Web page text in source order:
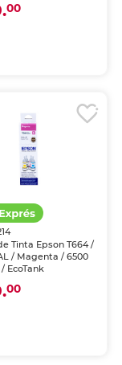
00
Tinta Epson T664 /
/ Magenta / 6500
EcoTank
00